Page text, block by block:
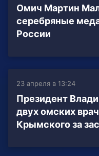
Омич Мартин
серебряные
России
23 апреля в 13:24
Президент
двух омских
Крымского за